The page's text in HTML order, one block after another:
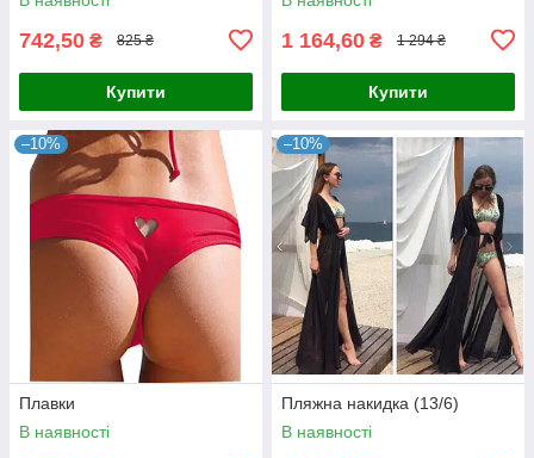
742,50 ₴ 825 ₴
Купити
1 164,60 ₴ 1 294 ₴
Купити
–10%
Плавки
В наявності
–10%
Пляжна накидка (13/6)
В наявності